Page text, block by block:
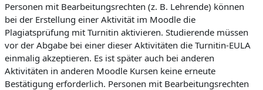
Personen mit Bearbeitungsrechten (z. B. Lehrende) können
bei der Erstellung einer Aktivität im Moodle die
Plagiatsprüfung mit Turnitin aktivieren. Studierende müssen
vor der Abgabe bei einer dieser Aktivitäten die Turnitin-EULA
einmalig akzeptieren. Es ist später auch bei anderen
Aktivitäten in anderen Moodle Kursen keine erneute
Bestätigung erforderlich. Personen mit Bearbeitungsrechten